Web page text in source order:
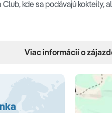
Club, kde sa podávajú kokteily,
kávovar TV·Wi-Fi
na domy Perast) ·
Viac informácií o